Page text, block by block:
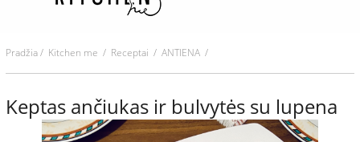
Pradžia/ Kitchen me / Receptai / ANTIENA /
Keptas ančiukas ir bulvytės su lupena